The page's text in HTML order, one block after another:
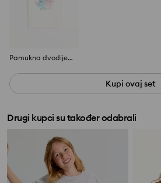
Pamukna dvodijelna pidžama s printom Stitch
Kupi ovaj set
Drugi kupci su također odabrali